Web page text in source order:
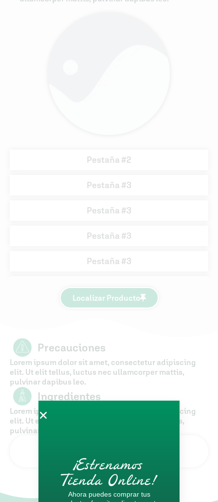
Pestaña #2
Pestaña #3
Pestaña #3
Pestaña #3
Pestaña #3
Pestaña #3
Localizar Producto
Precauciones
Lorem ipsum dolor sit amet, consectetur adipiscing
elit. Ut elit tellus, luctus nec ullamcorper mattis,
pulvinar dapibus leo.
Ingredientes
Lorem ipsum dolor sit amet, consectetur adipiscing
elit. Ut elit tellus, luctus nec ullamcorper mattis,
pulvinar dapibus leo.
¡Estrenamos
Tienda Online!
Ahora puedes comprar tus